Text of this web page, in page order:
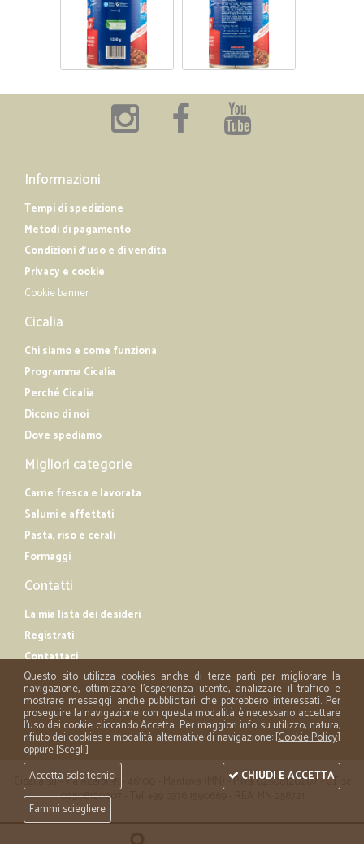
Informazioni
Tempi di spedizione
Metodi di pagamento
Condizioni d'uso e di vendita
Privacy e cookie
Cookie banner
Cicalia
Chi siamo e come funziona
Programma Cicalia
Perché Cicalia
Dicono di noi
Dove spediamo
Migliori categorie
Carne fresca e lavorata
Salumi e affettati
Pasta, riso e cerali
Formaggi
Contatti
La mia lista dei desideri
Registrati
Contattaci
Cicalia srl - via Acerbi 35 - 46100 - Mantova (MN) - P.iva 02508120207 - C.Fisc
02508120207 - Tel. +39 0376 1590669 - REA: MN 258721
Questo sito utilizza cookies anche di terze parti per migliorare la
navigazione, ottimizzare l'esperienza utente, analizzare il traffico e
mostrare messaggi anche pubblicitari che potrebbero interessati. Per
proseguire la navigazione con questa modalità è necessario accettare
l'uso dei cookie cliccando Accetta. Per maggiori info su utilizzo, natura,
rifiuto dei cookies e modalità alternative di navigazione: [Cookie Policy]
oppure [Scegli]
Accetta solo tecnici
Fammi sciegliere
CHIUDI E ACCETTA